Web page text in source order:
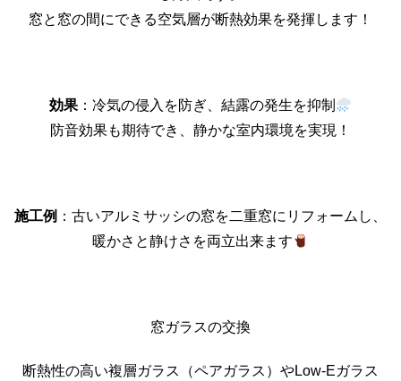
窓と窓の間にできる空気層が断熱効果を発揮します！
効果：冷気の侵入を防ぎ、結露の発生を抑制
防音効果も期待でき、静かな室内環境を実現！
施工例 ：古いアルミサッシの窓を二重窓にリフォームし、
暖かさと静けさを両立出来ます
窓ガラスの交換
断熱性の高い複層ガラス（ペアガラス）やLow-Eガラス